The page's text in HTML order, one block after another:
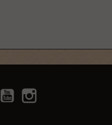
FacebookYouTube